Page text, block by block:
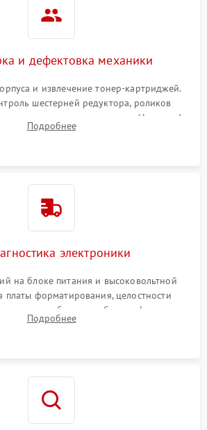
и дефектовка механики
и извлечение тонер-картриджей.
шестерней редуктора, роликов
и прижимного вала в печи (фьюзере).
оптики сканера на загрязнения.
Подробнее
электроники
на блоке питания и высоковольтной
платы форматирования, целостности
и работоспособности флажков и
прохождения бумаги).
Подробнее